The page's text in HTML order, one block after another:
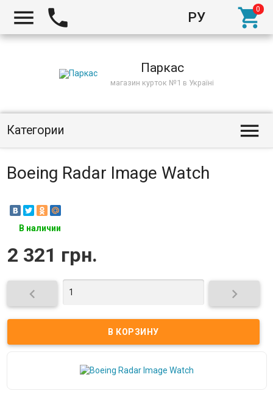
РУ
  
Паркас
магазин курток №1 в Україні
Категории 
Boeing Radar Image Watch
В наличии
2 321 грн.
 